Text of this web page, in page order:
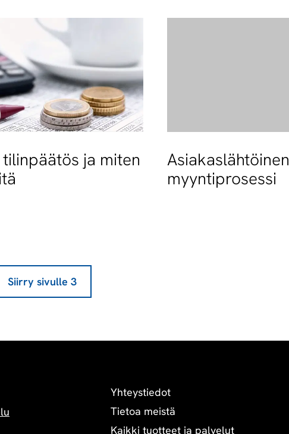
ja miten
Asiakaslähtöinen
myyntiprosessi
Siirry sivulle 3
Yhteystiedot
Tietoa meistä
Kaikki tuotteet ja palvelut